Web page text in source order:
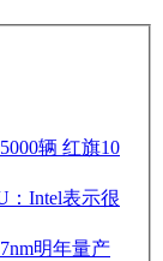
辆 红旗10
：Intel表示很
明年量产